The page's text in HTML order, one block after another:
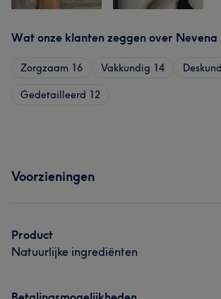
Wat onze klanten zeggen over Nevena
Zorgzaam 16 Vakkundig 14
Gedetailleerd 12
Voorzieningen
Product
Natuurlijke ingrediënten